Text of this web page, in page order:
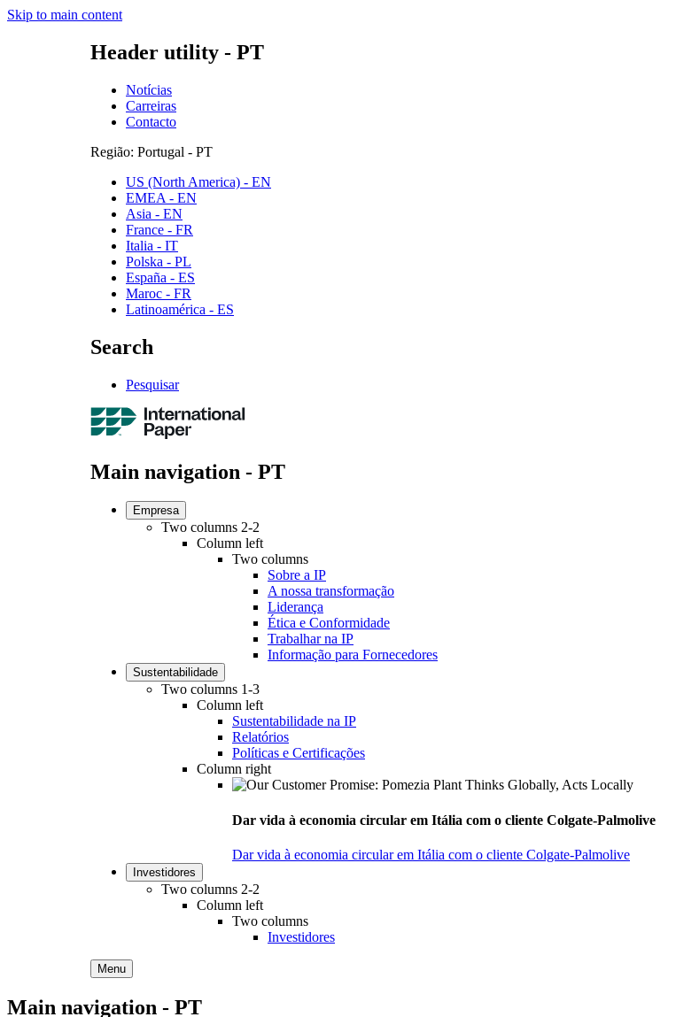
Skip to main content
Header utility - PT
Notícias
Carreiras
Contacto
Região: Portugal - PT
US (North America) - EN
EMEA - EN
Asia - EN
France - FR
Italia - IT
Polska - PL
España - ES
Maroc - FR
Latinoamérica - ES
Search
Pesquisar
Main navigation - PT
Empresa
Two columns 2-2
Column left
Two columns
Sobre a IP
A nossa transformação
Liderança
Ética e Conformidade
Trabalhar na IP
Informação para Fornecedores
Sustentabilidade
Two columns 1-3
Column left
Sustentabilidade na IP
Relatórios
Políticas e Certificações
Column right
Dar vida à economia circular em Itália com o cliente Colgate-Palmolive
Dar vida à economia circular em Itália com o cliente Colgate-Palmolive
Investidores
Two columns 2-2
Column left
Two columns
Investidores
Menu
Main navigation - PT